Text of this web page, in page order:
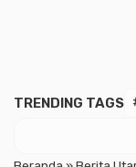
TRENDING TAGS